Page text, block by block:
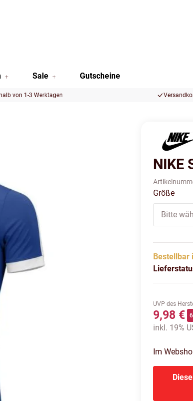
Sale Gutscheine
von 1-3 Werktagen
NIKE
Größe
Bitte
Bestellbar
UVP des
9,98 €
inkl. 19%
Im